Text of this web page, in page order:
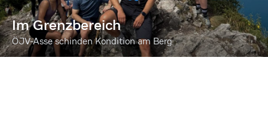
Im Grenzbereich
ÖJV-Asse schinden Kondition am Berg